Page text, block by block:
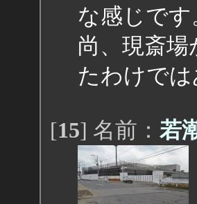
な感じです
尚、現斎
たわけで
[15] 名前： 若